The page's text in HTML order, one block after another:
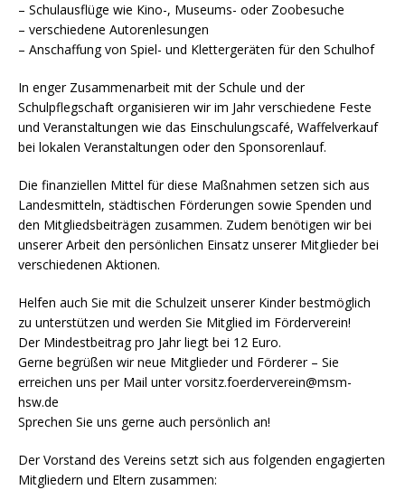
– Schulausflüge wie Kino-, Museums- oder Zoobesuche
– verschiedene Autorenlesungen
– Anschaffung von Spiel- und Klettergeräten für den Schulhof
In enger Zusammenarbeit mit der Schule und der
Schulpflegschaft organisieren wir im Jahr verschiedene Feste
und Veranstaltungen wie das Einschulungscafé, Waffelverkauf
bei lokalen Veranstaltungen oder den Sponsorenlauf.
Die finanziellen Mittel für diese Maßnahmen setzen sich aus
Landesmitteln, städtischen Förderungen sowie Spenden und
den Mitgliedsbeiträgen zusammen. Zudem benötigen wir bei
unserer Arbeit den persönlichen Einsatz unserer Mitglieder bei
verschiedenen Aktionen.
Helfen auch Sie mit die Schulzeit unserer Kinder bestmöglich
zu unterstützen und werden Sie Mitglied im Förderverein!
Der Mindestbeitrag pro Jahr liegt bei 12 Euro.
Gerne begrüßen wir neue Mitglieder und Förderer – Sie
erreichen uns per Mail unter vorsitz.foerderverein@msm-
hsw.de
Sprechen Sie uns gerne auch persönlich an!
Der Vorstand des Vereins setzt sich aus folgenden engagierten
Mitgliedern und Eltern zusammen: